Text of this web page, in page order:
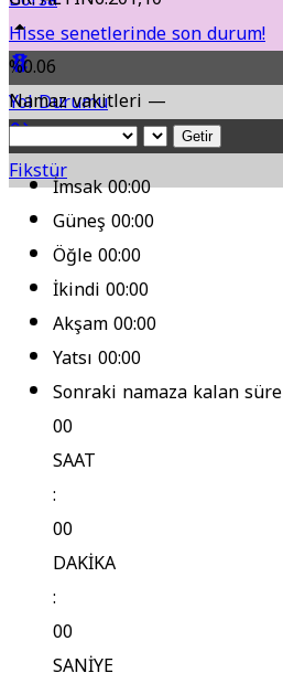
Hisse senetlerinde son durum!
Yol Durumu
Fikstür
%0.06
Namaz vakitleri —
Getir
İmsak00:00
Güneş00:00
Öğle00:00
İkindi00:00
Akşam00:00
Yatsı00:00
Sonraki namaza kalan süre
00
SAAT
:
00
DAKİKA
:
00
SANİYE